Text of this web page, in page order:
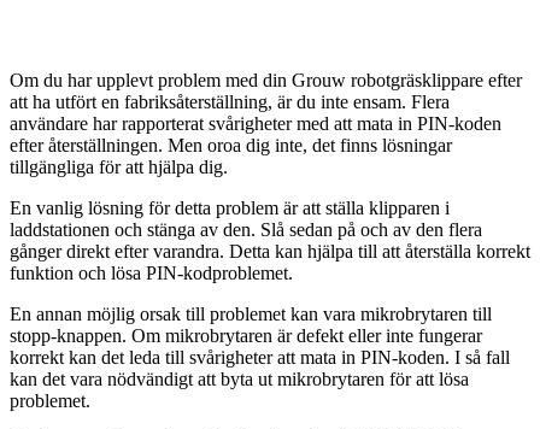
Om du har upplevt problem med din Grouw robotgräsklippare efter
att ha utfört en fabriksåterställning, är du inte ensam. Flera
användare har rapporterat svårigheter med att mata in PIN-koden
efter återställningen. Men oroa dig inte, det finns lösningar
tillgängliga för att hjälpa dig.
En vanlig lösning för detta problem är att ställa klipparen i
laddstationen och stänga av den. Slå sedan på och av den flera
gånger direkt efter varandra. Detta kan hjälpa till att återställa korrekt
funktion och lösa PIN-kodproblemet.
En annan möjlig orsak till problemet kan vara mikrobrytaren till
stopp-knappen. Om mikrobrytaren är defekt eller inte fungerar
korrekt kan det leda till svårigheter att mata in PIN-koden. I så fall
kan det vara nödvändigt att byta ut mikrobrytaren för att lösa
problemet.